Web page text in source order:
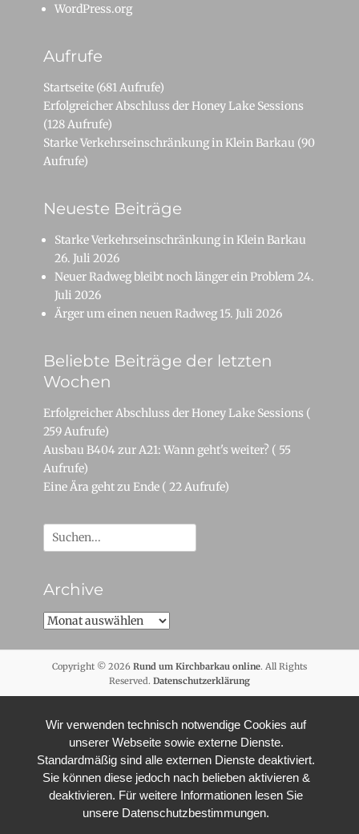
WordPress.org
Aufrufe
Startseite (681 Aufrufe)
Erfolgreicher Abschluss der Honey Lake Sessions
(128 Aufrufe)
Starke Verkehrseinschränkung in Klein Barkau (90
Aufrufe)
Neueste Beiträge
Starke Verkehrseinschränkung in Klein Barkau
26. Juli 2026
Neuer Radweg bleibt noch länger ein Problem24.
Juli 2026
Ärger um einen neuen Radweg 15. Juli 2026
Beliebte Beiträge der letzten
Wochen
Erfolgreicher Abschluss der Honey Lake Sessions (
259 Aufrufe)
Ausbau B404 zur A21: Wann geht's weiter? ( 55
Aufrufe)
Eine Ära geht zu Ende ( 22 Aufrufe)
Suche
nach:
Archive
Archive
Copyright © 2026 Rund um Kirchbarkau online. All Rights
Reserved. Datenschutzerklärung
Wir verwenden technisch notwendige Cookies auf
unserer Webseite sowie externe Dienste.
Standardmäßig sind alle externen Dienste deaktiviert.
Sie können diese jedoch nach belieben aktivieren &
deaktivieren. Für weitere Informationen lesen Sie
unsere Datenschutzbestimmungen.